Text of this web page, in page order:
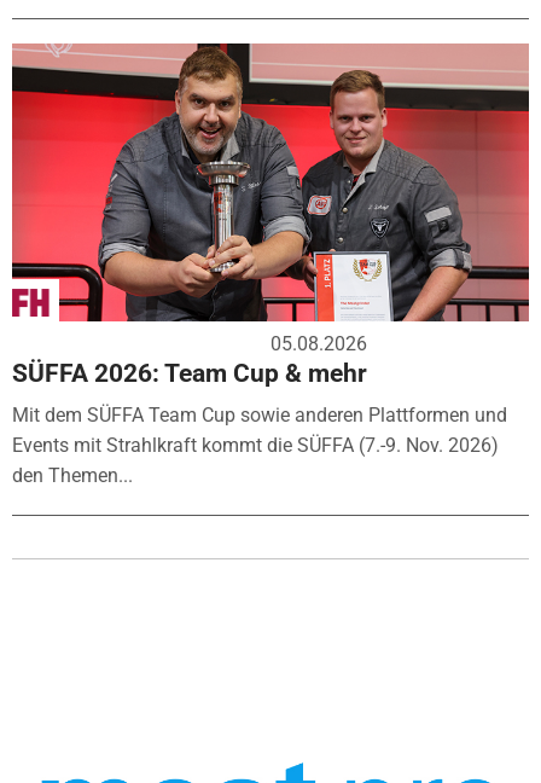
05.08.2026
SÜFFA 2026: Team Cup & mehr
Mit dem SÜFFA Team Cup sowie anderen Plattformen und
Events mit Strahlkraft kommt die SÜFFA (7.-9. Nov. 2026)
den Themen...